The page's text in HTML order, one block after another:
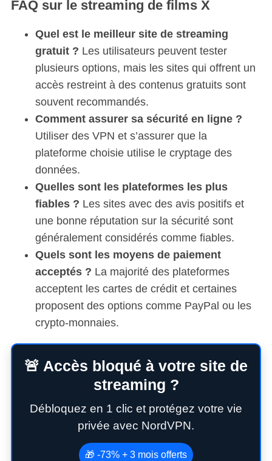
FAQ sur le streaming de films X
Quel est le meilleur site de streaming
gratuit ? Les utilisateurs peuvent tester
plusieurs options, mais les sites qui offrent un
accès restreint à des contenus gratuits sont
souvent recommandés.
Comment assurer sa sécurité en ligne ?
Utiliser des VPN et s’assurer que la
plateforme choisie utilise le cryptage des
données.
Quelles sont les plateformes les plus
fiables ? Les sites avec des avis positifs et
une bonne réputation sur la sécurité sont
généralement considérés comme fiables.
Quels sont les moyens de paiement
acceptés ? La majorité des plateformes
acceptent les cartes de crédit et certaines
proposent des options comme PayPal ou les
crypto-monnaies.
🚨 Accès bloqué à votre site de
streaming ?
Débloquez en 1 clic et protégez votre vie
privée avec NordVPN.
🎁 -73% + 3 mois offerts